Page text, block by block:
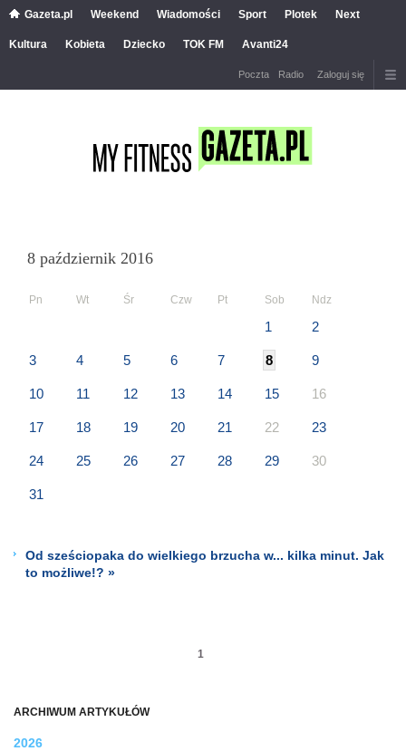
Gazeta.pl Weekend Wiadomości Sport Plotek Next
Kultura Kobieta Dziecko TOK FM Avanti24
Poczta Radio Zaloguj się
ARCHIWUM ARTYKUŁÓW
2026
8 październik 2016
Pn Wt Śr Czw Pt Sob Ndz
1 2
3 4 5 6 7 8 9
10 11 12 13 14 15 16
17 18 19 20 21 22 23
24 25 26 27 28 29 30
31
Od sześciopaka do wielkiego brzucha w... kilka minut. Jak
to możliwe!? »
1